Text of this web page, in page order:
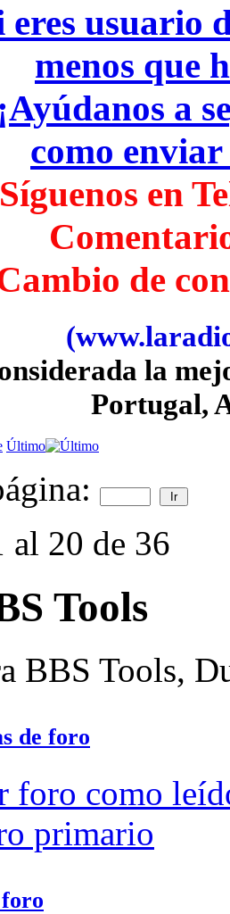
eres usuario
menos que
a
como
en
de
la
Portugal,
Último
al 20 de 36
Tools
BBS Tools,
de foro
foro como
primario